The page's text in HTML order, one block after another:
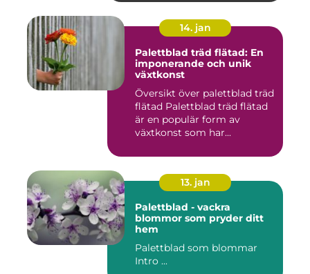
14. jan
Palettblad träd flätad: En
imponerande och unik
växtkonst
Översikt över palettblad träd
flätad Palettblad träd flätad
är en populär form av
växtkonst som har...
13. jan
Palettblad - vackra
blommor som pryder ditt
hem
Palettblad som blommar
Intro ...